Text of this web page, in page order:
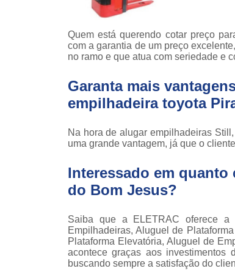
Quem está querendo cotar preço
com a garantia de um preço
no ramo e que atua com seriedade e
Garanta mais
empilhadeira toyota
Na hora de alugar empilhadeiras
uma grande vantagem, já que o
Interessado em
do Bom Jesus?
Saiba que a ELETRAC oferece a
Empilhadeiras, Aluguel de
Plataforma Elevatória, Aluguel de
acontece graças aos investimentos
buscando sempre a satisfação do